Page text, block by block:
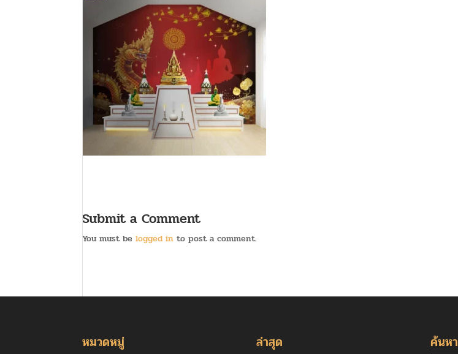
Submit a Comment
You must belogged in to post a comment.
หมวดหมู่ ล่าสุด ค้นหา